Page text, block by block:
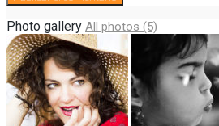
Photo gallery All photos (5)